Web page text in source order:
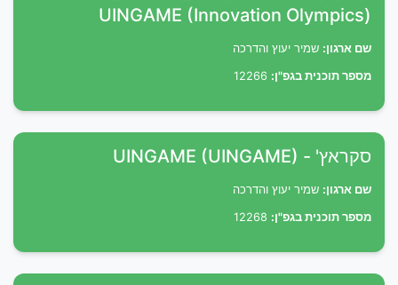
UINGAME (Innovation Olympics)
שם ארגון: שמיר יעוץ והדרכה
מספר תוכנית בגפ"ן:
סקראץ' - UINGAME (UINGAME)
שם ארגון: שמיר יעוץ והדרכה
מספר תוכנית בגפ"ן: